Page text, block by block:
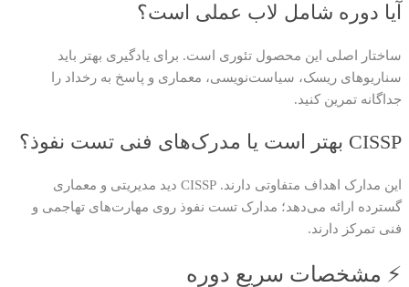
آیا دوره شامل لاب عملی است؟
ساختار اصلی این محصول تئوری است. برای یادگیری بهتر باید
سناریوهای ریسک، سیاست‌نویسی، معماری و پاسخ به رخداد را
جداگانه تمرین کنید.
CISSP بهتر است یا مدرک‌های فنی تست نفوذ؟
این مدارک اهداف متفاوتی دارند. CISSP دید مدیریتی و معماری
گسترده ارائه می‌دهد؛ مدارک تست نفوذ روی مهارت‌های تهاجمی و
فنی تمرکز دارند.
⚡ مشخصات سریع دوره